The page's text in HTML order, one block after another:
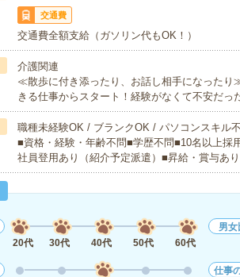
交通費
交通費全額支給（ガソリン代もOK！）
介護関連
≪散歩に付き添ったり、お話し相手になった
きる仕事からスタート！経験がなくて不安だ
職種未経験OK / ブランクOK / パソコンスキル
■資格・経験・年齢不問■学歴不問■10名以上採
社員登用あり（紹介予定派遣）■昇給・賞与あ
20代
30代 40代 50代 60代
男女
仕事